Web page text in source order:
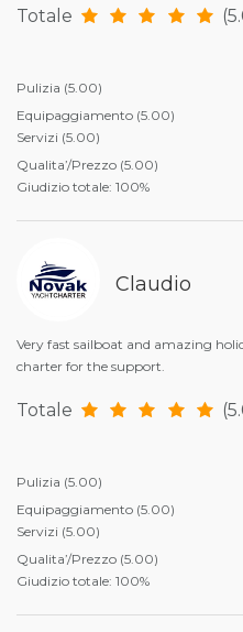
Totale
Pulizia (5.00)
Equipaggiamento (5.00)
Servizi (5.00)
Qualita’/Prezzo (5.00)
Giudizio totale: 100%
Claudio
Very fast sailboat and amazing
charter for the support.
Totale
Pulizia (5.00)
Equipaggiamento (5.00)
Servizi (5.00)
Qualita’/Prezzo (5.00)
Giudizio totale: 100%